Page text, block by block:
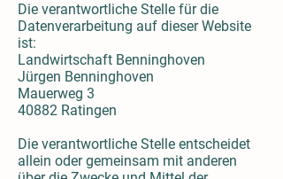
Die verantwortliche Stelle für die
Datenverarbeitung auf dieser Website
ist:
Landwirtschaft Benninghoven
Jürgen Benninghoven
Mauerweg 3
40882 Ratingen
Die verantwortliche Stelle entscheidet
allein oder gemeinsam mit anderen